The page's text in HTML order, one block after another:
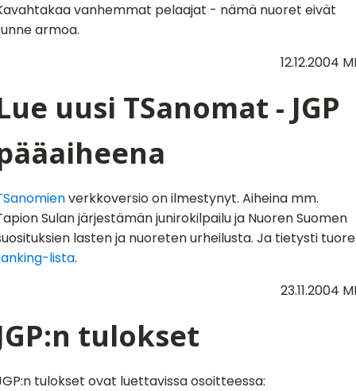
vanhemmat pelaajat - nämä nuoret eivät
armoa.
12.12.2004
uusi TSanomat - JGP
verkkoversio on ilmestynyt. Aiheina mm.
Sulan järjestämän junirokilpailu ja Nuoren Suomen
lasten ja nuoreten urheilusta. Ja tietysti tuore
lista.
23.11.2004
tulokset
tulokset ovat luettavissa osoitteessa: